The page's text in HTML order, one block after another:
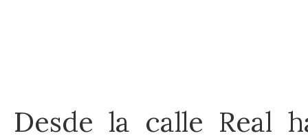
Desde la calle Real